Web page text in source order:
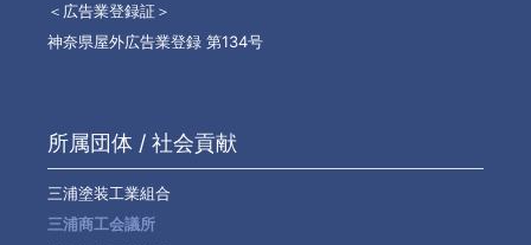
＜広告業登録証＞
神奈県屋外広告業登録 第134号
所属団体 / 社会貢献
三浦塗装工業組合
三浦商工会議所